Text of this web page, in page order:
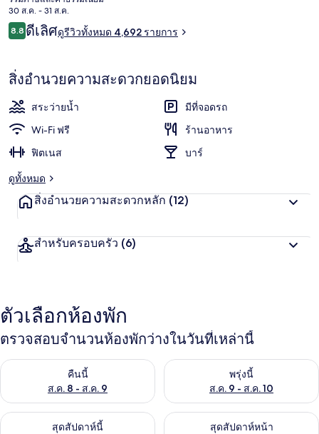
30 ส.ค. - 31 ส.ค.
รีวิว
8.88.8 จาก 10
ดีเลิศดูรีวิวทั้งหมด 4,692 รายการ
สิ่งอำนวยความสะดวกยอดนิยม
สระว่ายน้ำ
มีที่จอดรถ
Wi-Fi ฟรี
ร้านอาหาร
ฟิตเนส
บาร์
ดูทั้งหมด
สิ่งอำนวยความสะดวกหลัก (12)
สำหรับครอบครัว (6)
ตัวเลือกห้องพัก
ตรวจสอบจำนวนห้องพักว่างในวันที่เหล่านี้
คืนนี้
ส.ค. 8 - ส.ค. 9
ตรวจสอบจำนวนห้องพักว่างในคืนนี้ ส.ค. 8 - ส.ค. 9พรุ่งนี้
ส.ค. 9 - ส.ค. 10
ตรวจสอบจำนวนห้องพักว่างใน
สุดสัปดาห์นี้
ตรวจสอบจำนวนห้องพักว่างในสุดสัปดาห์นี้ ส.ค. 14 - ส.ค. 16
สุดสัปดาห์หน้า
ตรวจสอบจำนวนห้องพักว่างใน